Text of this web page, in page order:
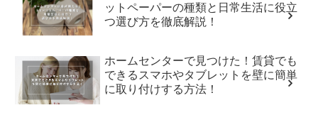
ットペーパーの種類と日常生活に役立
つ選び方を徹底解説！
ホームセンターで見つけた！賃貸でも
できるスマホやタブレットを壁に簡単
に取り付けする方法！